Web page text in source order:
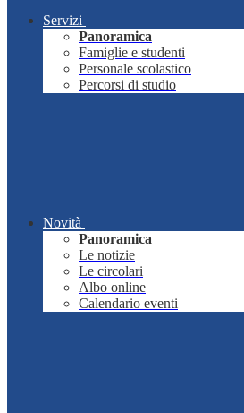
Servizi
Panoramica
Famiglie e studenti
Personale scolastico
Percorsi di studio
Novità
Panoramica
Le notizie
Le circolari
Albo online
Calendario eventi